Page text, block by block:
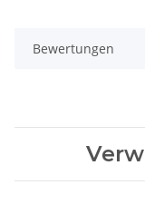
Bewertungen